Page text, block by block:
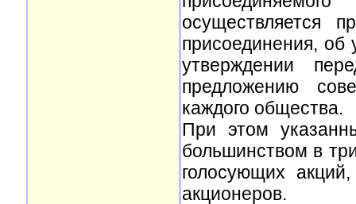
осуществляется
присоединения, об
утверждении
предложению
каждого общества.
При этом
большинством в
голосующих
акционеров.